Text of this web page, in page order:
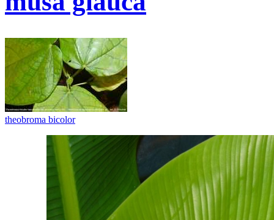
theobroma bicolor